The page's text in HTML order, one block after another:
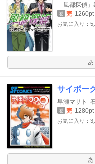
「風都探偵
巻 完 1260pt
お気に入り：5
サイボー
早瀬マサト
巻 完 1280pt
お気に入り：3